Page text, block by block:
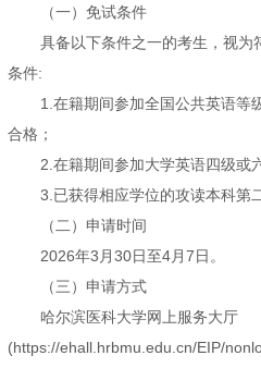
（一）免试条件
具备以下条件之一的考生，视
条件:
1.在籍期间参加全国公共英语等
合格；
2.在籍期间参加大学英语四级或
3.已获得相应学位的攻读本科第
（二）申请时间
2026年3月30日至4月7日。
（三）申请方式
哈尔滨医科大学网上服务大厅
(https://ehall.hrbmu.edu.cn/EIP/